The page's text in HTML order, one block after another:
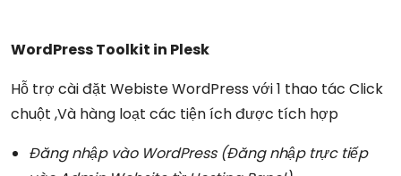
WordPress Toolkit in Plesk
Hỗ trợ cài đặt Webiste WordPress với 1 thao tác Click
chuột ,Và hàng loạt các tiện ích được tích hợp
Đăng nhập vàoWordPress(Đăng nhập trực tiếp